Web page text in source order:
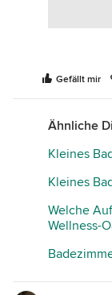
Gefällt mir
Ähnliche
Kleines
Kleines
Welche
Wellness-